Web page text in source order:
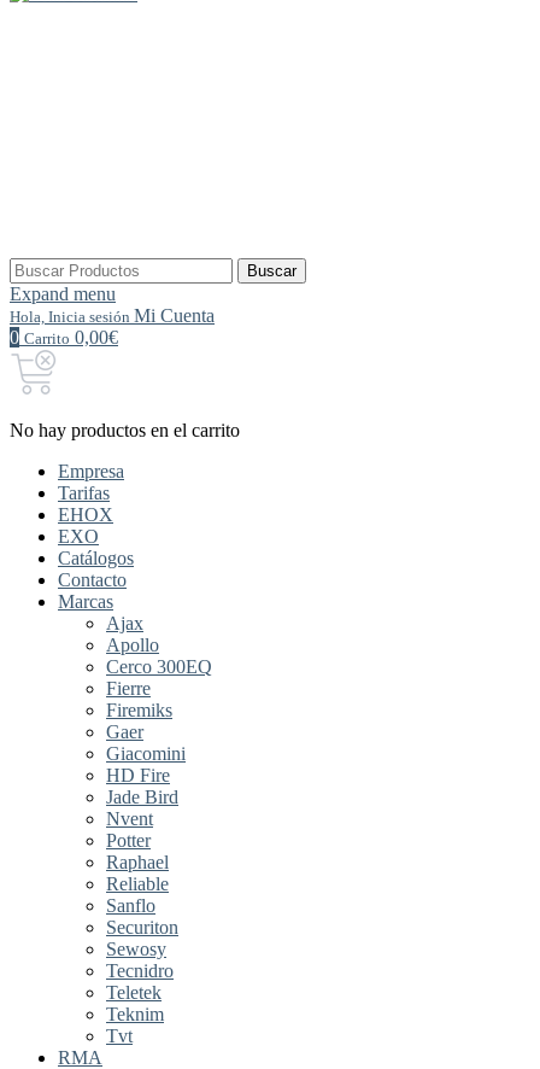
Buscar
por:
Buscar
Expand menu
Hola, Inicia sesión Mi Cuenta
0 Carrito 0,00€
No hay productos en el carrito
Empresa
Tarifas
EHOX
EXO
Catálogos
Contacto
Marcas
Ajax
Apollo
Cerco 300EQ
Fierre
Firemiks
Gaer
Giacomini
HD Fire
Jade Bird
Nvent
Potter
Raphael
Reliable
Sanflo
Securiton
Sewosy
Tecnidro
Teletek
Teknim
Tvt
RMA